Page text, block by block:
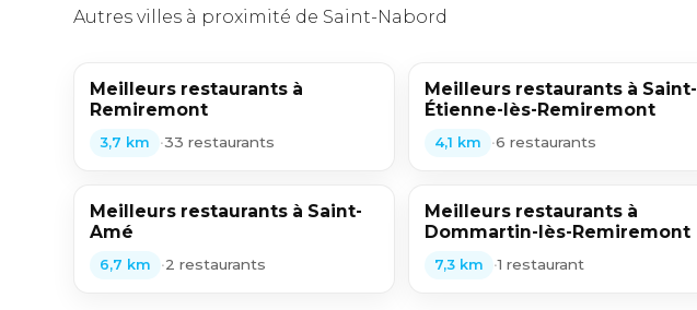
Autres villes à proximité de Saint-Nabord
Meilleurs restaurants à
Remiremont
3,7 km •33 restaurants
Meilleurs restaurants à Saint-
Étienne-lès-Remiremont
4,1 km •6 restaurants
Meilleurs restaurants à Saint-
Amé
6,7 km •2 restaurants
Meilleurs restaurants à
Dommartin-lès-Remiremont
7,3 km •1 restaurant